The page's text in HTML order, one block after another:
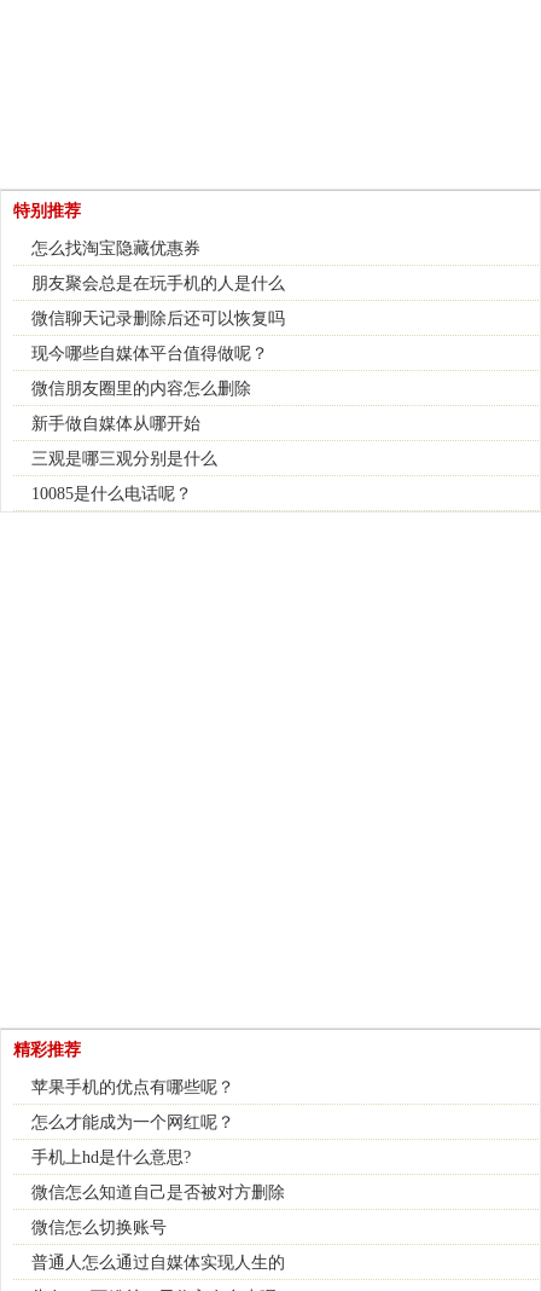
特别推荐
怎么找淘宝隐藏优惠券
朋友聚会总是在玩手机的人是什么
微信聊天记录删除后还可以恢复吗
现今哪些自媒体平台值得做呢？
微信朋友圈里的内容怎么删除
新手做自媒体从哪开始
三观是哪三观分别是什么
10085是什么电话呢？
精彩推荐
苹果手机的优点有哪些呢？
怎么才能成为一个网红呢？
手机上hd是什么意思?
微信怎么知道自己是否被对方删除
微信怎么切换账号
普通人怎么通过自媒体实现人生的